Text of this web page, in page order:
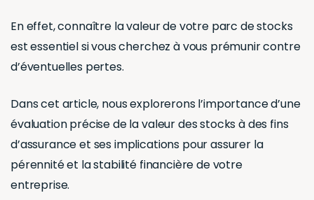
En effet, connaître la valeur de votre parc de stocks
est essentiel si vous cherchez à vous prémunir contre
d’éventuelles pertes.
Dans cet article, nous explorerons l’importance d’une
évaluation précise de la valeur des stocks à des fins
d’assurance et ses implications pour assurer la
pérennité et la stabilité financière de votre
entreprise.